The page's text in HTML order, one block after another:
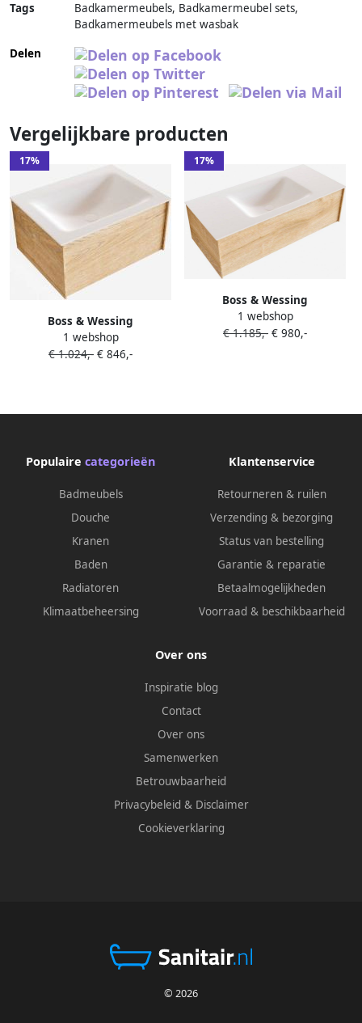
Tags
Badkamermeubels, Badkamermeubel sets,
Badkamermeubels met wasbak
Delen
Vergelijkbare producten
17%
Boss & Wessing
Badkamermeubel BWS
Madrid Washed Oak
1 webshop
€ 1.024,- € 846,-
17%
Boss & Wessing
Badkamermeubel BWS
Madrid Washed Oak
1 webshop
€ 1.185,- € 980,-
Populaire categorieën
Badmeubels
Douche
Kranen
Baden
Radiatoren
Klimaatbeheersing
Klantenservice
Retourneren & ruilen
Verzending & bezorging
Status van bestelling
Garantie & reparatie
Betaalmogelijkheden
Voorraad & beschikbaarheid
Over ons
Inspiratie blog
Contact
Over ons
Samenwerken
Betrouwbaarheid
Privacybeleid & Disclaimer
Cookieverklaring
© 2026